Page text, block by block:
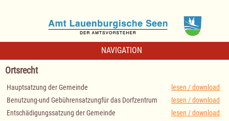
NAVIGATION
Ortsrecht
Hauptsatzung der Gemeinde
lesen / download
Benutzung-und Gebührensatzungfür das Dorfzentrum
lesen / download
Entschädigungssatzung der Gemeinde
lesen / download